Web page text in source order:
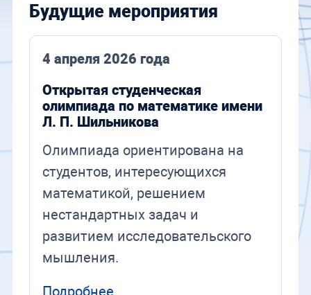
Будущие мероприятия
4 апреля 2026 года
Открытая студенческая
олимпиада по математике имени
Л. П. Шильникова
Олимпиада ориентирована на
студентов, интересующихся
математикой, решением
нестандартных задач и
развитием исследовательского
мышления.
Подробнее